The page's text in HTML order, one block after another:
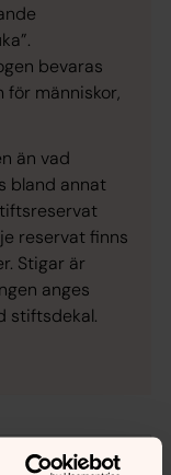
bevaras
för människor,
än vad
bland annat
reservat finns
Stigar är
anges
stiftsdekal.